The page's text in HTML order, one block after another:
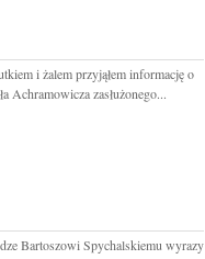
i żalem przyjąłem informację o
Achramowicza zasłużonego...
Bartoszowi Spychalskiemu wyrazy